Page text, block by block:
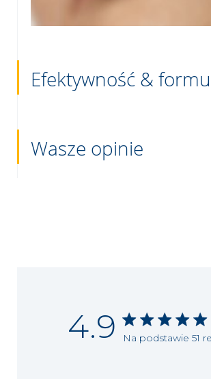
Efektywność &
Wasze opinie
4.9 Na podstawie 51